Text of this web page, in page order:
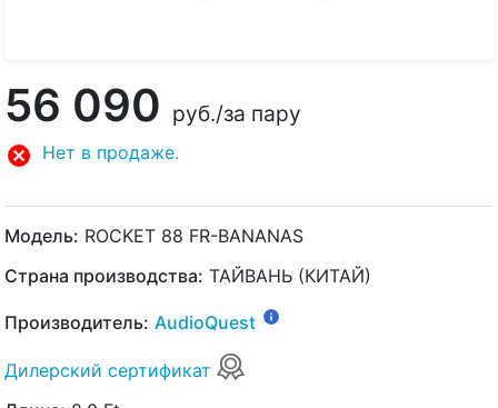
56 090 руб./за пару
Нет в продаже.
Модель: ROCKET 88 FR-BANANAS
Страна производства: ТАЙВАНЬ (КИТАЙ)
Производитель: AudioQuest
Дилерский сертификат